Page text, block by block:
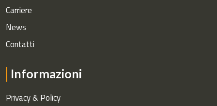
Carriere
News
Contatti
Informazioni
Privacy & Policy